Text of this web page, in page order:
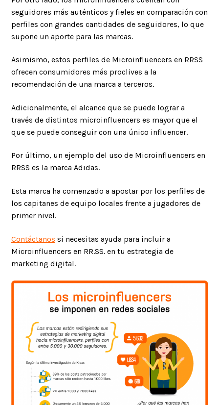
seguidores más auténticos y fieles en comparación con
perfiles con grandes cantidades de seguidores, lo que
supone un aporte para las marcas.
Asimismo, estos perfiles de Microinfluencers en RRSS
ofrecen consumidores más proclives a la
recomendación de una marca a terceros.
Adicionalmente, el alcance que se puede lograr a
través de distintos microinfluencers es mayor que el
que se puede conseguir con una único influencer.
Por último, un ejemplo del uso de Microinfluencers en
RRSS es la marca Adidas.
Esta marca ha comenzado a apostar por los perfiles de
los capitanes de equipo locales frente a jugadores de
primer nivel.
Contáctanos si necesitas ayuda para incluir a
Microinfluencers en RR.SS. en tu estrategia de
marketing digital.